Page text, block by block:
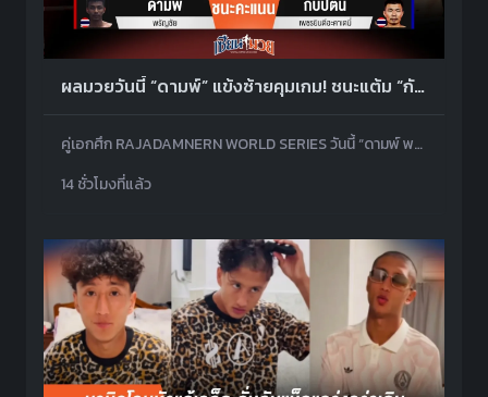
ผลมวยวันนี้ “ดามพ์” แข้งซ้ายคุมเกม! ชนะแต้ม “กับปิตัน” ขาดลอย คว้าโบนัส 1 ล้านบาท
คู่เอกศึก RAJADAMNERN WORLD SERIES วันนี้ “ดามพ์ พรัญชัย” ดักเตะซ้ายฟันศอกสวนชนะคะแนน “กับปิตัน เพชรยินดีอะคาเดมี่” 49-46 ทั้ง 3 เสียง ป้องกันแชมป์ไว้ได้ พร้อมคว้าโบนัส 1 ล้านบาท
14 ชั่วโมงที่แล้ว